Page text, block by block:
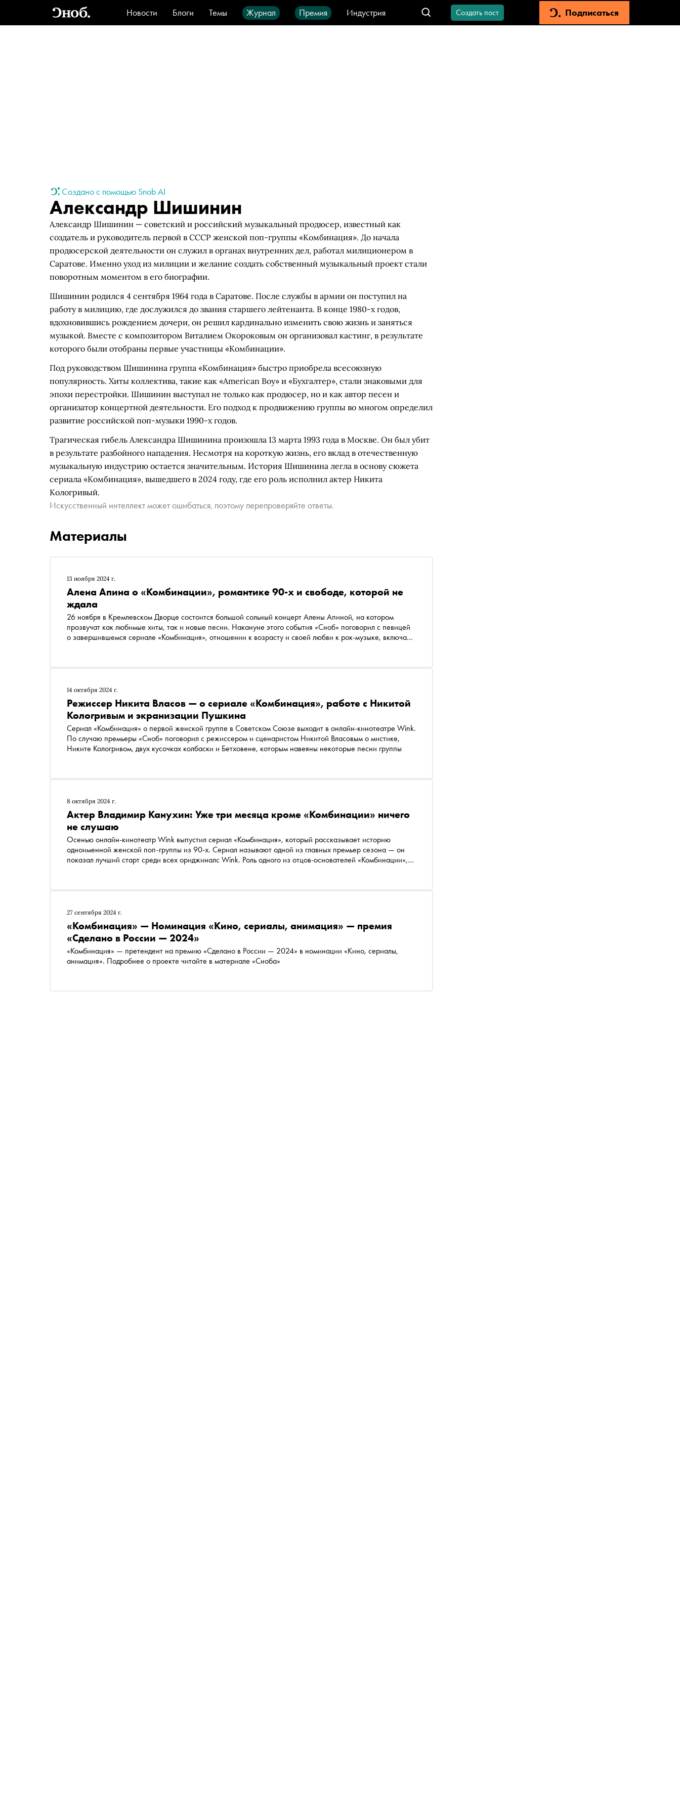
Новости Блоги Темы Журнал Премия
Индустрия
Стиль
Видео Город IT-продукты
Создать пост Подписаться
Создано с помощью Snob AI
Александр Шишинин
Александр Шишинин — советский и российский музыкальный продюсер, известный как
создатель и руководитель первой в СССР женской поп-группы «Комбинация». До начала
продюсерской деятельности он служил в органах внутренних дел, работал милиционером в
Саратове. Именно уход из милиции и желание создать собственный музыкальный проект стали
поворотным моментом в его биографии.
Шишинин родился 4 сентября 1964 года в Саратове. После службы в армии он поступил на
работу в милицию, где дослужился до звания старшего лейтенанта. В конце 1980-х годов,
вдохновившись рождением дочери, он решил кардинально изменить свою жизнь и заняться
музыкой. Вместе с композитором Виталием Окороковым он организовал кастинг, в результате
которого были отобраны первые участницы «Комбинации».
Под руководством Шишинина группа «Комбинация» быстро приобрела всесоюзную
популярность. Хиты коллектива, такие как «American Boy» и «Бухгалтер», стали знаковыми для
эпохи перестройки. Шишинин выступал не только как продюсер, но и как автор песен и
организатор концертной деятельности. Его подход к продвижению группы во многом определил
развитие российской поп-музыки 1990-х годов.
Трагическая гибель Александра Шишинина произошла 13 марта 1993 года в Москве. Он был убит
в результате разбойного нападения. Несмотря на короткую жизнь, его вклад в отечественную
музыкальную индустрию остается значительным. История Шишинина легла в основу сюжета
сериала «Комбинация», вышедшего в 2024 году, где его роль исполнил актер Никита
Кологривый.
Искусственный интеллект может ошибаться, поэтому перепроверяйте ответы.
Материалы
13 ноября 2024 г.
Алена Апина о «Комбинации», романтике 90-х и свободе, которой не
ждала
26 ноября в Кремлевском Дворце состоится большой сольный концерт Алены Апиной, на котором
прозвучат как любимые хиты, так и новые песни. Накануне этого события «Сноб» поговорил с певицей
о завершившемся сериале «Комбинация», отношении к возрасту и своей любви к рок-музыке, включая
14 октября 2024 г.
Режиссер Никита Власов — о сериале «Комбинация», работе с Никитой
Кологривым и экранизации Пушкина
Сериал «Комбинация» о первой женской группе в Советском Союзе выходит в онлайн-кинотеатре Wink.
По случаю премьеры «Сноб» поговорил с режиссером и сценаристом Никитой Власовым о мистике,
Никите Кологривом, двух кусочках колбаски и Бетховене, которым навеяны некоторые песни группы
8 октября 2024 г.
Актер Владимир Канухин: Уже три месяца кроме «Комбинации» ничего
не слушаю
Осенью онлайн-кинотеатр Wink выпустил сериал «Комбинация», который рассказывает историю
одноименной женской поп-группы из 90-х. Сериал называют одной из главных премьер сезона — он
показал лучший старт среди всех ориджиналс Wink. Роль одного из отцов-основателей «Комбинации»,
27 сентября 2024 г.
«Комбинация» — Номинация «Кино, сериалы, анимация» — премия
«Сделано в России — 2024»
«Комбинация» — претендент на премию «Сделано в России — 2024» в номинации «Кино, сериалы,
анимация». Подробнее о проекте читайте в материале «Сноба»